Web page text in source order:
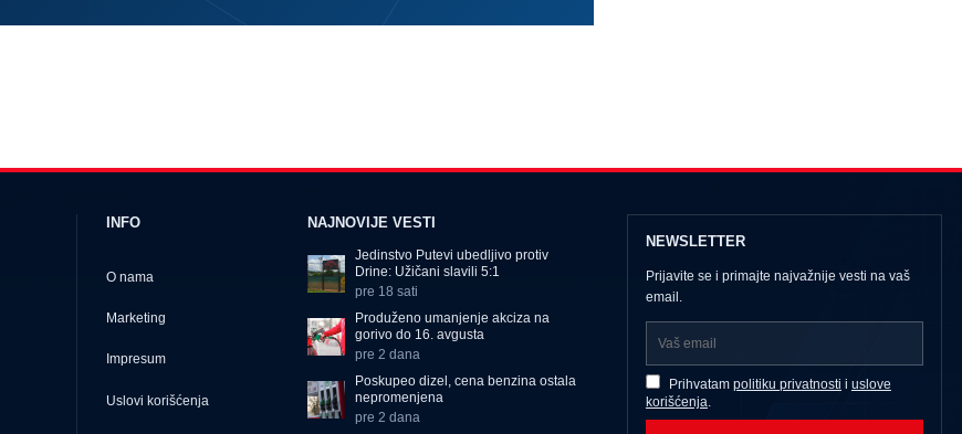
INFO
O nama
Marketing
Impresum
Uslovi korišćenja
NAJNOVIJE VESTI
Jedinstvo Putevi ubedljivo protiv
Drine: Užičani slavili 5:1
pre 18 sati
Produženo umanjenje akciza na
gorivo do 16. avgusta
pre 2 dana
Poskupeo dizel, cena benzina ostala
nepromenjena
pre 2 dana
NEWSLETTER
Prijavite se i primajte najvažnije vesti na vaš
email.
Prihvatam politiku privatnosti i uslove
korišćenja